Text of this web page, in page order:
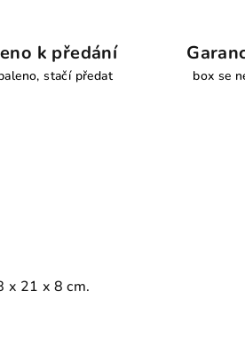
k předání
stačí předat box se
x 21 x 8 cm.